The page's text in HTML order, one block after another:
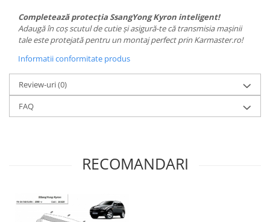
Completează protecția SsangYong Kyron inteligent!
Adaugă în coș scutul de cutie și asigură-te că transmisia mașinii
tale este protejată pentru un montaj perfect prin Karmaster.ro!
Informatii conformitate produs
Review-uri(0)
FAQ
RECOMANDARI